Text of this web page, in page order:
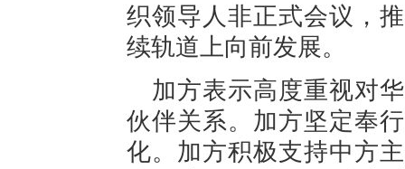
织领导人非正式会议，
续轨道上向前发展。
加方表示高度重视对
伙伴关系。加方坚定奉
化。加方积极支持中方